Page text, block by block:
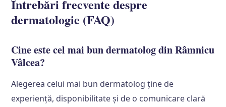
Întrebări frecvente despre
dermatologie (FAQ)
Cine este cel mai bun dermatolog din Râmnicu
Vâlcea?
Alegerea celui mai bun dermatolog ține de
experiență, disponibilitate și de o comunicare clară